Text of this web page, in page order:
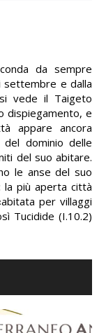
da sempre
settembre e dalla
vede il Taigeto
dispiegamento, e
appare ancora
del dominio delle
del suo abitare.
le anse del suo
la più aperta città
per villaggi
Tucidide (I.10.2)